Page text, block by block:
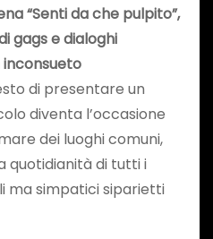
“Senti da che pulpito”,
gags e dialoghi
di presentare un
diventa l’occasione
dei luoghi comuni,
quotidianità di tutti i
ma simpatici siparietti